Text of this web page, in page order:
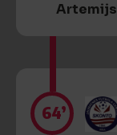
Artemijs
64’